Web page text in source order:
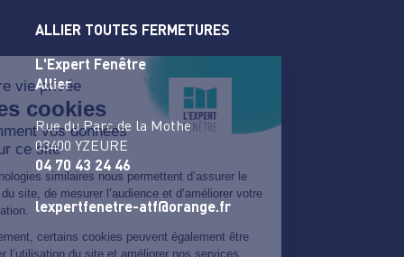
ALLIER TOUTES FERMETURES
L'Expert Fenêtre
Allier
Rue du Parc de la Mothe
03400 YZEURE
04 70 43 24 46
lexpertfenetre-atf@orange.fr